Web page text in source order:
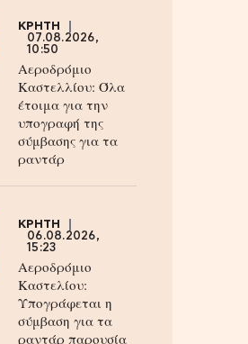
ΚΡΗΤΗ
07.08.2026,
10:50
Αεροδρόμιο
Καστελλίου: Όλα
έτοιμα για την
υπογραφή της
σύμβασης για τα
ραντάρ
ΚΡΗΤΗ
06.08.2026,
15:23
Αεροδρόμιο
Καστελίου:
Υπογράφεται η
σύμβαση για τα
ραντάρ παρουσία